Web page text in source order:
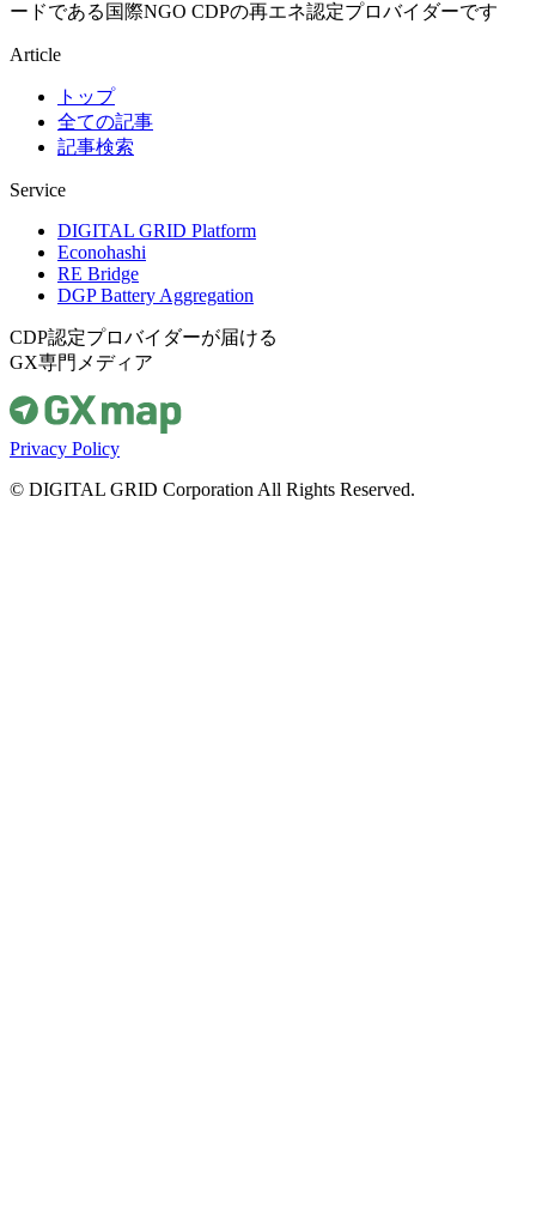
ードである国際NGO CDPの再エネ認定プロバイダーです
Article
トップ
全ての記事
記事検索
Service
DIGITAL GRID Platform
Econohashi
RE Bridge
DGP Battery Aggregation
CDP認定プロバイダーが届ける
GX専門メディア
Privacy Policy
© DIGITAL GRID Corporation All Rights Reserved.